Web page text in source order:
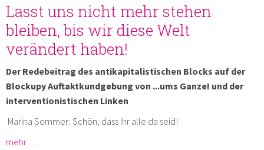
Lasst uns nicht mehr stehen
bleiben, bis wir diese Welt
verändert haben!
Der Redebeitrag des antikapitalistischen Blocks auf der
Blockupy Auftaktkundgebung von ...ums Ganze! und der
interventionistischen Linken
Marina Sommer: Schön, dass ihr alle da seid!
mehr …